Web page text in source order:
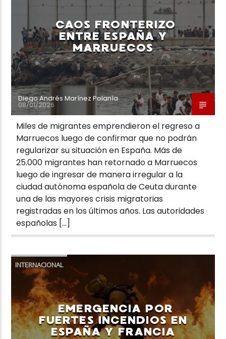
Neiva Estereo
CAOS FRONTERIZO
ENTRE ESPAÑA Y
MARRUECOS
Diego Andrés Marínez Polanía
08/01/2026
Miles de migrantes emprendieron el regreso a
Marruecos luego de confirmar que no podrán
regularizar su situación en España. Más de
25.000 migrantes han retornado a Marruecos
luego de ingresar de manera irregular a la
ciudad autónoma española de Ceuta durante
una de las mayores crisis migratorias
registradas en los últimos años. Las autoridades
españolas […]
INTERNACIONAL
EMERGENCIA POR
FUERTES INCENDIOS EN
ESPAÑA Y FRANCIA